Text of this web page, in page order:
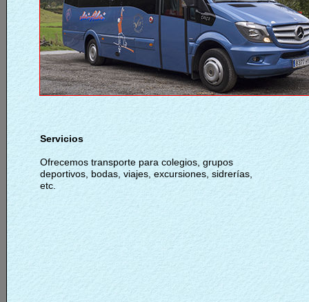
Servicios
Ofrecemos transporte para colegios, grupos
deportivos, bodas, viajes, excursiones, sidrerías,
etc.